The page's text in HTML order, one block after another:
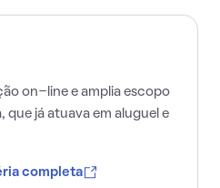
on-line e amplia escopo
que já atuava em aluguel e
completa